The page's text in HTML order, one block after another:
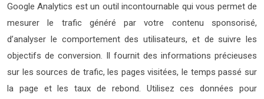
Google Analytics est un outil incontournable qui vous permet de
mesurer le trafic généré par votre contenu sponsorisé,
d’analyser le comportement des utilisateurs, et de suivre les
objectifs de conversion. Il fournit des informations précieuses
sur les sources de trafic, les pages visitées, le temps passé sur
la page et les taux de rebond. Utilisez ces données pour